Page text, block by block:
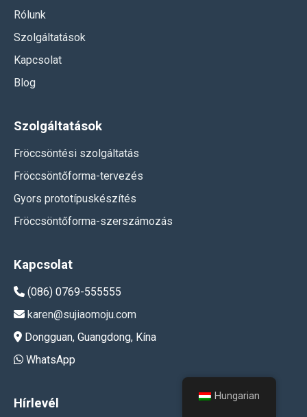
Rólunk
Szolgáltatások
Kapcsolat
Blog
Szolgáltatások
Fröccsöntési szolgáltatás
Fröccsöntőforma-tervezés
Gyors prototípuskészítés
Fröccsöntőforma-szerszámozás
Kapcsolat
(086) 0769-555555
karen@sujiaomoju.com
Dongguan, Guangdong, Kína
WhatsApp
Hírlevél Hungarian